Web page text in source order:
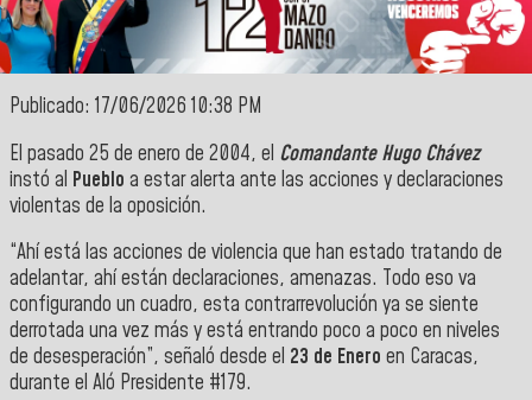
Publicado: 17/06/2026 10:38 PM
El pasado 25 de enero de 2004, el Comandante Hugo Chávez
instó al Pueblo a estar alerta ante las acciones y declaraciones
violentas de la oposición.
“Ahí está las acciones de violencia que han estado tratando de
adelantar, ahí están declaraciones, amenazas. Todo eso va
configurando un cuadro, esta contrarrevolución ya se siente
derrotada una vez más y está entrando poco a poco en niveles
de desesperación”, señaló desde el 23 de Enero en Caracas,
durante el Aló Presidente #179.